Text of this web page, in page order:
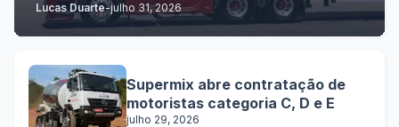
Lucas Duarte-julho 31, 2026
Supermix abre contratação de
motoristas categoria C, D e E
julho 29, 2026